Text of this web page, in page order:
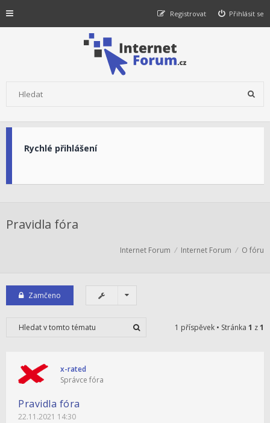
Přihlásit se
Registrovat
Rychlé přihlášení
Pravidla fóra
Internet Forum Internet Forum O fóru
Zamčeno
1 příspěvek • Stránka 1 z1
x-rated
Správce fóra
Pravidla fóra
22.11.2021 14:30